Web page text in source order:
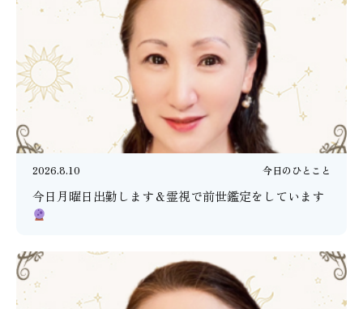
2026.8.10 今日のひとこと
今日月曜日出勤します＆霊視で前世鑑定をしています